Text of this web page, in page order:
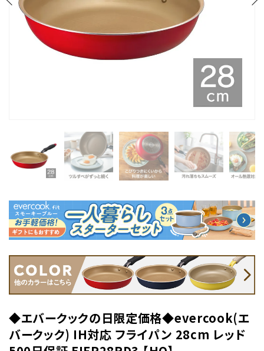
◆エバークックの日限定価格◆evercook(エ
バークック) IH対応 フライパン 28cm レッド